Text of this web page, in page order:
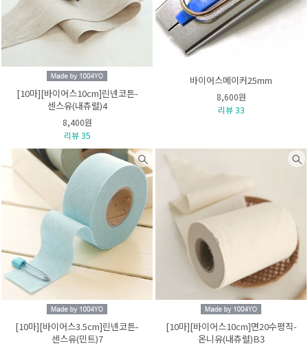
[10마][바이어스10cm]린넨코튼-
센스유(내츄럴)4
8,400원
리뷰 35
바이어스메이커25mm
8,600원
리뷰 33
[10마][바이어스3.5cm]린넨코튼-
센스유(민트)7
[10마][바이어스10cm]면20수평직-
온니유(내츄럴)B3